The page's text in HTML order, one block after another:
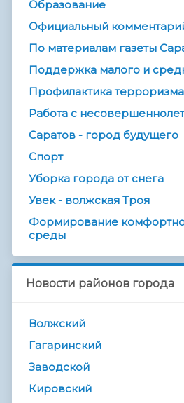
Образование
Официальный
По материалам газеты
Поддержка малого и
Профилактика
Работа с
Саратов - город будущего
Спорт
Уборка города от снега
Увек - волжская Троя
Формирование
среды
Новости районов города
Волжский
Гагаринский
Заводской
Кировский